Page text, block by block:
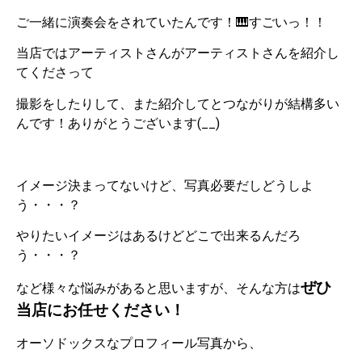
ご一緒に演奏会をされていたんです！🎹すごいっ！！
当店ではアーティストさんがアーティストさんを紹介し
てくださって
撮影をしたりして、また紹介してとつながりが結構多い
んです！ありがとうございます(__)
イメージ決まってないけど、写真必要だしどうしよ
う・・・？
やりたいイメージはあるけどどこで出来るんだろ
う・・・？
など様々な悩みがあると思いますが、そんな方はぜひ
当店にお任せください！
オーソドックスなプロフィール写真から、